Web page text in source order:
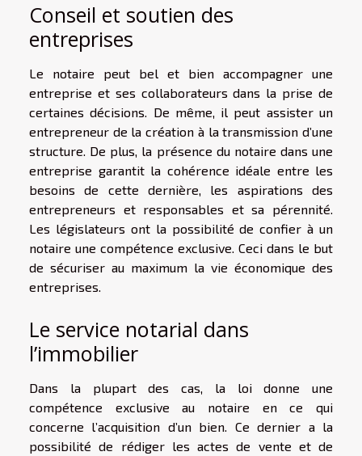
Conseil et soutien des
entreprises
Le notaire peut bel et bien accompagner une
entreprise et ses collaborateurs dans la prise de
certaines décisions. De même, il peut assister un
entrepreneur de la création à la transmission d’une
structure. De plus, la présence du notaire dans une
entreprise garantit la cohérence idéale entre les
besoins de cette dernière, les aspirations des
entrepreneurs et responsables et sa pérennité.
Les législateurs ont la possibilité de confier à un
notaire une compétence exclusive. Ceci dans le but
de sécuriser au maximum la vie économique des
entreprises.
Le service notarial dans
l’immobilier
Dans la plupart des cas, la loi donne une
compétence exclusive au notaire en ce qui
concerne l’acquisition d’un bien. Ce dernier a la
possibilité de rédiger les actes de vente et de